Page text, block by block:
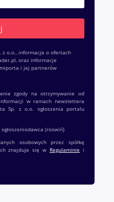
z o.o., informacje o ofertach
oraz informacje
i jej partnerów
zgody na otrzymywanie od
w ramach newslettera
Sp. z o.o. ogłoszenia portalu
(rozwiń)
osobowych przez spółkę
znajduje się w Regulaminie i